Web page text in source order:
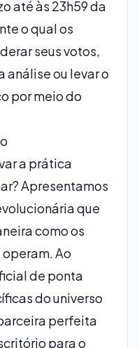
até às 23h59 da
o qual os
seus votos,
análise ou levar o
por meio do
a prática
Apresentamos
que
como os
Ao
de ponta
do universo
perfeita
para o